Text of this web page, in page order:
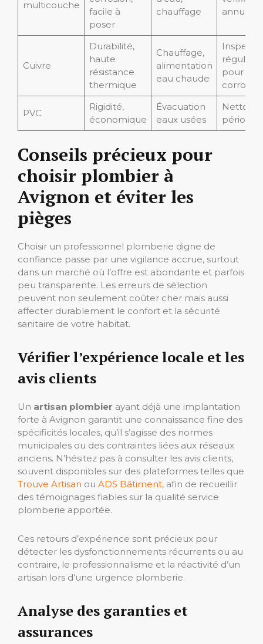
multicouche
facile à
poser
chauffage
annuelle
Cuivre
Durabilité,
haute
résistance
thermique
Chauffage,
alimentation
eau chaude
régulière
pour
corrosion
PVC
Rigidité,
économique
Évacuation
eaux usées
Conseils précieux pour
choisir plombier à
Avignon et éviter les
pièges
Choisir un professionnel plomberie digne de
confiance passe par une vigilance accrue, surtout
dans un marché où l’offre est abondante et parfois
peu transparente. Les erreurs de sélection
peuvent non seulement coûter cher mais aussi
affecter durablement le confort et la sécurité
sanitaire de votre habitat.
Vérifier l’expérience locale et les
avis clients
Un artisan plombier ayant déjà une implantation
forte à Avignon garantit une connaissance fine des
spécificités locales, qu’il s’agisse des normes
municipales ou des contraintes liées aux réseaux
anciens. N’hésitez pas à consulter les avis clients,
souvent disponibles sur des plateformes telles que
Trouve Artisan ou ADS Bâtiment, afin de recueillir
des témoignages fiables sur la qualité service
plomberie apportée.
Ces retours d’expérience sont précieux pour
détecter les dysfonctionnements récurrents ou au
contraire, le professionnalisme et la réactivité d’un
artisan lors d’une urgence plomberie.
Analyse des garanties et
assurances